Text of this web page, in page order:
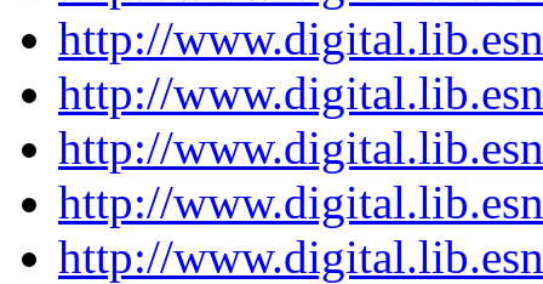
http://
http://
http://
http://
http://